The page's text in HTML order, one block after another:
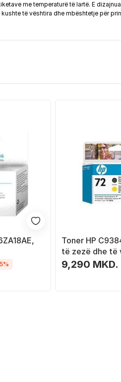
me temperaturë të lartë. E
të vështira dhe mbështetje për
Toner HP
të zezë dhe të
9,290 MKD.